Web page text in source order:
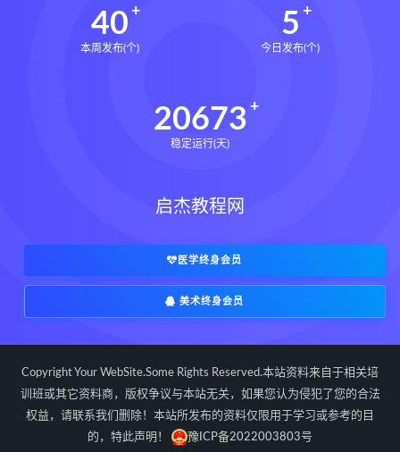
40
本周发布(个)
5
今日发布(个)
20673
稳定运行(天)
启杰教程网
医学终身会员
美术终身会员
Copyright Your WebSite.Some Rights Reserved.本站资料来自于相关培
训班或其它资料商，版权争议与本站无关，如果您认为侵犯了您的合法
权益，请联系我们删除！本站所发布的资料仅限用于学习或参考的目
的，特此声明！
豫ICP备2022003803号